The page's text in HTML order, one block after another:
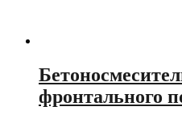
фронтального